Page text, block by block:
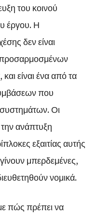
του κοινού
έργου. Η
δεν είναι
είναι ένα από τα
που
συστημάτων. Οι
ανάπτυξη
εξαιτίας αυτής
μπερδεμένες,
νομικά.
πώς πρέπει να